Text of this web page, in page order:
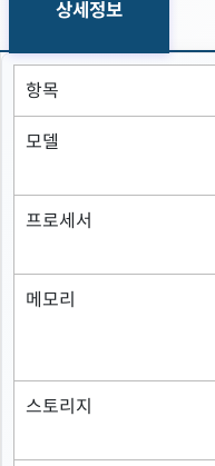
상세정보
항목
모델
프로세서
메모리
스토리지